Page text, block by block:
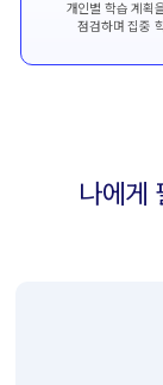
개인별 학습 계획
점검하며 집중
나에게